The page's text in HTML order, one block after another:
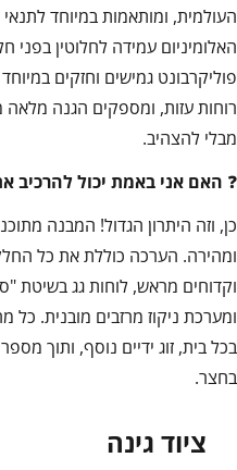
העולמית, ומותאמות במיוחד
האלומיניום עמידה לחלוטין בפני
פוליקרבונט גמישים וחזקים
רוחות עזות, ומספקים הגנה
מבלי להצהיב.
❓ האם אני באמת יכול להרכיב
כן, וזה היתרון הגדול! המבנה
ומהירה. הערכה כוללת את כל
וקדוחים מראש, לוחות גג בשיטת
ומערכת ניקוז מרזבים מובנית. כל
בכל בית, זוג ידיים נוסף, ותוך
בחצר.
ציוד גינה